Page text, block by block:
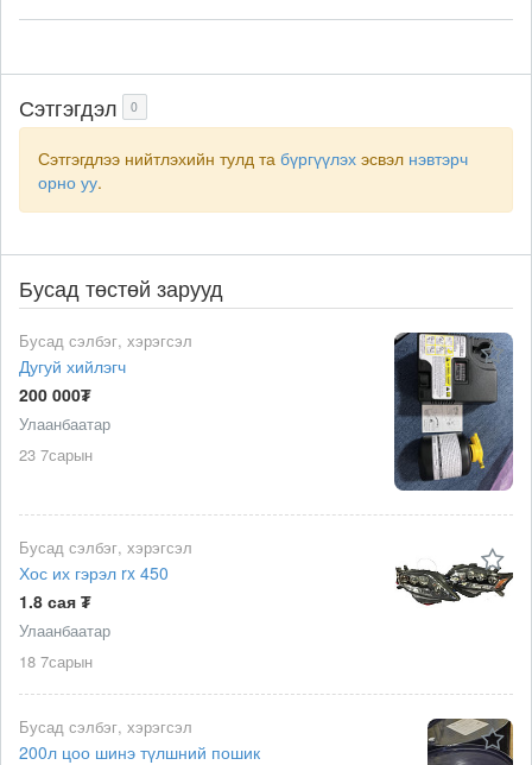
Сэтгэгдэл 0
Сэтгэгдлээ нийтлэхийн тулд та бүргүүлэх эсвэл нэвтэрч
орно уу.
Бусад төстөй зарууд
Бусад сэлбэг, хэрэгсэл
Дугуй хийлэгч
200 000₮
Улаанбаатар
23 7сарын
Бусад сэлбэг, хэрэгсэл
Хос их гэрэл rx 450
1.8 сая ₮
Улаанбаатар
18 7сарын
Бусад сэлбэг, хэрэгсэл
200л цоо шинэ түлшний пошик